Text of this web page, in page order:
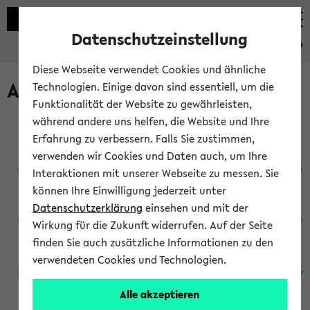
eKVV
Archivierte Studiengänge
Anglistik: British and American Studies / B.A.
(Einschreibung bis WiSe 16/17)
Anglistik: British and American Studies / B.A.
(Einschreibung bis SoSe 2015)
Anglistik: British and American Studies / B.A.
(Einschreibung bis SoSe 2013)
Anglistik: British and American Studies / Ba
(Einschreibung bis SoSe 2011)
Datenschutzeinstellung
Diese Webseite verwendet Cookies und ähnliche
Technologien. Einige davon sind essentiell, um die
Funktionalität der Website zu gewährleisten,
während andere uns helfen, die Website und Ihre
Erfahrung zu verbessern. Falls Sie zustimmen,
verwenden wir Cookies und Daten auch, um Ihre
Interaktionen mit unserer Webseite zu messen. Sie
können Ihre Einwilligung jederzeit unter
Datenschutzerklärung einsehen und mit der
Wirkung für die Zukunft widerrufen. Auf der Seite
finden Sie auch zusätzliche Informationen zu den
verwendeten Cookies und Technologien.
Alle akzeptieren